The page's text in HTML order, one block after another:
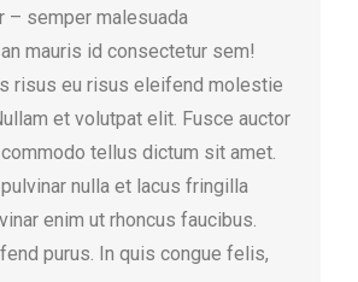
– semper malesuada
mauris id consectetur sem!
risus eu risus eleifend molestie
et volutpat elit. Fusce auctor
tellus dictum sit amet.
nulla et lacus fringilla
enim ut rhoncus faucibus.
purus. In quis congue felis,